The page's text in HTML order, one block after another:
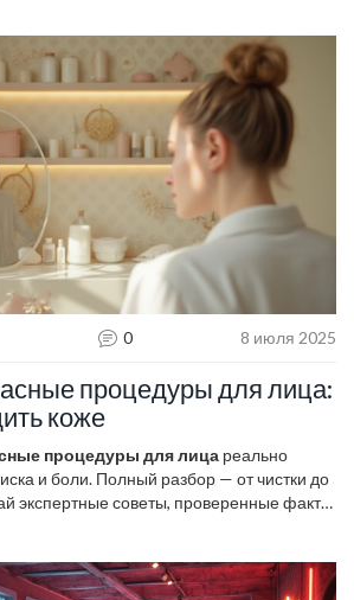
0 8 июля 2025
процедуры для лица:
коже
процедуры для лица реально
и боли. Полный разбор — от чистки до
экспертные советы, проверенные факты